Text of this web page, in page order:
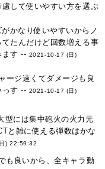
して使いやすい方を選ぶ
かなり使いやすいからノ
たんだけど回数増える事
ます -- 2021-10-17 (日)
ージ速くてダメージも良
っす -- 2021-10-17 (日)
型には集中砲火の火力元
と雑に使える弾数はかな
) 22:59:32
も良いから、全キャラ動